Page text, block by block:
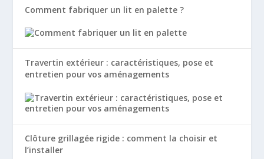
Comment fabriquer un lit en palette ?
Travertin extérieur : caractéristiques, pose et
entretien pour vos aménagements
Clôture grillagée rigide : comment la choisir et
l’installer